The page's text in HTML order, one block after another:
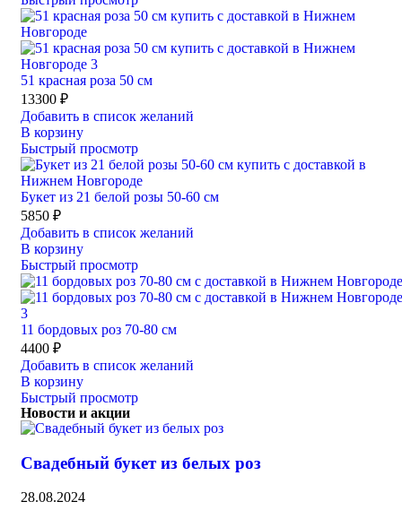
51 красная роза 50 см
13300 ₽
Добавить в список желаний
В корзину
Быстрый просмотр
Букет из 21 белой розы 50-60 см
5850 ₽
Добавить в список желаний
В корзину
Быстрый просмотр
11 бордовых роз 70-80 см
4400 ₽
Добавить в список желаний
В корзину
Быстрый просмотр
Новости и акции
Свадебный букет из белых роз
28.08.2024